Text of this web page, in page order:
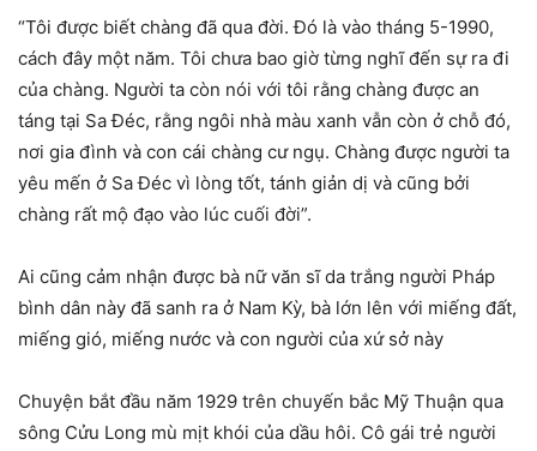
“Tôi được biết chàng đã qua đời. Ðó là vào tháng 5-1990,
cách đây một năm. Tôi chưa bao giờ từng nghĩ đến sự ra đi
của chàng. Người ta còn nói với tôi rằng chàng được an
táng tại Sa Ðéc, rằng ngôi nhà màu xanh vẫn còn ở chỗ đó,
nơi gia đình và con cái chàng cư ngụ. Chàng được người ta
yêu mến ở Sa Ðéc vì lòng tốt, tánh giản dị và cũng bởi
chàng rất mộ đạo vào lúc cuối đời”.
Ai cũng cảm nhận được bà nữ văn sĩ da trắng người Pháp
bình dân này đã sanh ra ở Nam Kỳ, bà lớn lên với miếng đất,
miếng gió, miếng nước và con người của xứ sở này
Chuyện bắt đầu năm 1929 trên chuyến bắc Mỹ Thuận qua
sông Cửu Long mù mịt khói của dầu hôi. Cô gái trẻ người